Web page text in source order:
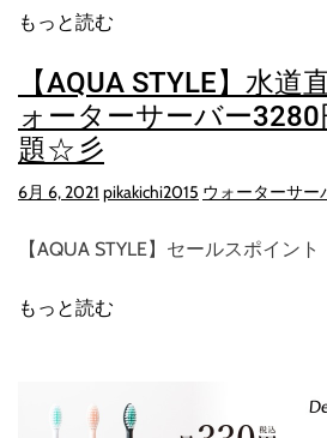
もっと読む
【AQUA STYLE】水道
ォーターサーバー
題☆彡
6月 6, 2021 pikakichi2015 ウォーターサー
【AQUA STYLE】セールスポイント
もっと読む